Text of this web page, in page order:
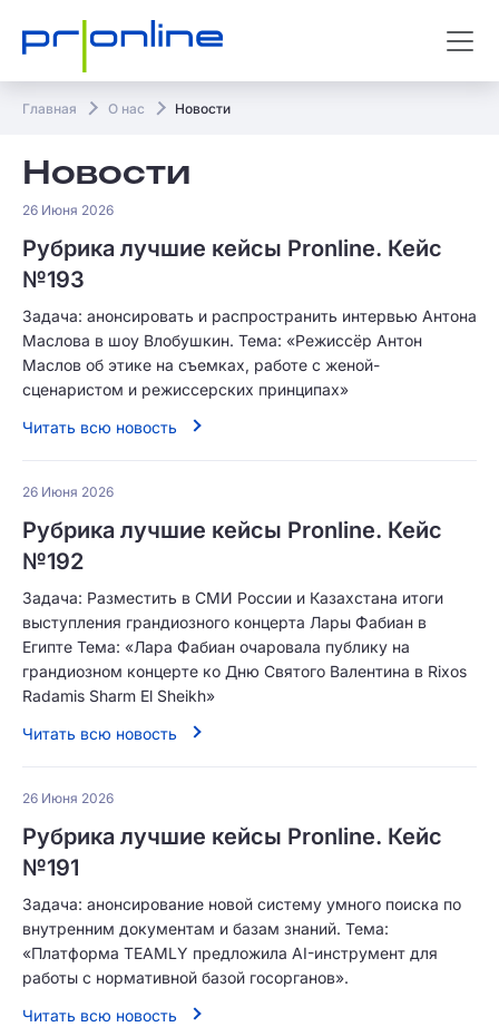
Главная О нас Новости
Новости
26 Июня 2026
Рубрика лучшие кейсы Pronline. Кейс
№193
Задача: анонсировать и распространить интервью Антона
Маслова в шоу Влобушкин. Тема: «Режиссёр Антон
Маслов об этике на съемках, работе с женой-
сценаристом и режиссерских принципах»
Читать всю новость
26 Июня 2026
Рубрика лучшие кейсы Pronline. Кейс
№192
Задача: Разместить в СМИ России и Казахстана итоги
выступления грандиозного концерта Лары Фабиан в
Египте Тема: «Лара Фабиан очаровала публику на
грандиозном концерте ко Дню Святого Валентина в Rixos
Radamis Sharm El Sheikh»
Читать всю новость
26 Июня 2026
Рубрика лучшие кейсы Pronline. Кейс
№191
Задача: анонсирование новой систему умного поиска по
внутренним документам и базам знаний. Тема:
«Платформа TEAMLY предложила AI-инструмент для
работы с нормативной базой госорганов».
Читать всю новость